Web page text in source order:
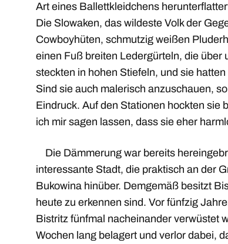
Art eines Ballettkleidchens
Die Slowaken, das wildeste Volk der
Cowboyhüten, schmutzig weißen
einen Fuß breiten Ledergürteln, die über
steckten in hohen Stiefeln, und sie
Sind sie auch malerisch anzuschauen,
Eindruck. Auf den Stationen hockten sie
ich mir sagen lassen, dass sie eher
Die Dämmerung war bereits
interessante Stadt, die praktisch an der
Bukowina hinüber. Demgemäß besitzt
heute zu erkennen sind. Vor fünfzig
Bistritz fünfmal nacheinander verwüstet
Wochen lang belagert und verlor dabei,